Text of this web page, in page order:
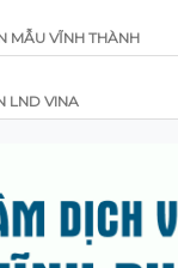
MẪU VĨNH THÀNH
LND VINA